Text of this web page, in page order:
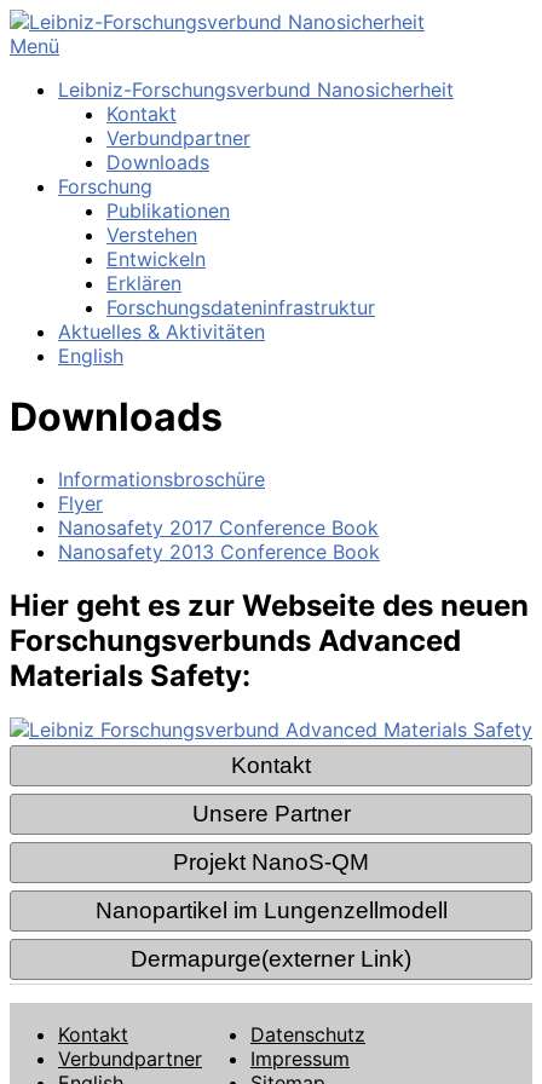
Zum
Inhalt
Menü
Leibniz-Forschungsverbund Nanosicherheit
Kontakt
Verbundpartner
Downloads
Forschung
Publikationen
Verstehen
Entwickeln
Erklären
Forschungsdateninfrastruktur
Aktuelles & Aktivitäten
English
Downloads
Informationsbroschüre
Flyer
Nanosafety 2017 Conference Book
Nanosafety 2013 Conference Book
Hier geht es zur Webseite des neuen
Forschungsverbunds Advanced
Materials Safety:
Kontakt
Verbundpartner
Datenschutz
Impressum